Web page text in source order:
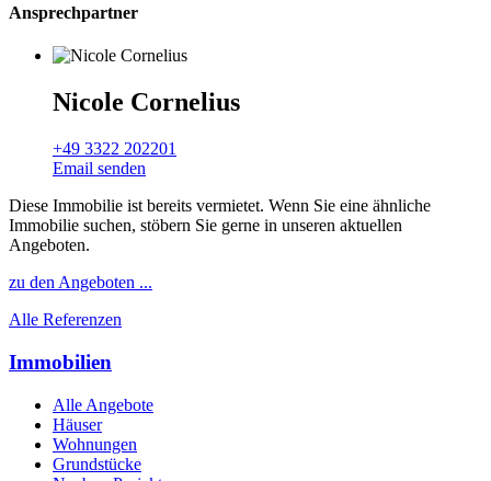
Ansprechpartner
Nicole Cornelius
+49 3322 202201
Email senden
Diese Immobilie ist bereits vermietet. Wenn Sie eine ähnliche
Immobilie suchen, stöbern Sie gerne in unseren aktuellen
Angeboten.
zu den Angeboten ...
Alle Referenzen
Immobilien
Alle Angebote
Häuser
Wohnungen
Grundstücke